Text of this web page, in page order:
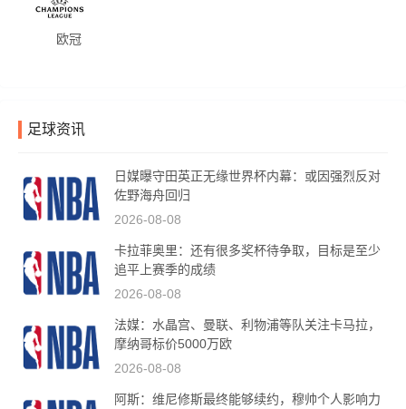
欧冠
足球资讯
日媒曝守田英正无缘世界杯内幕：或因强烈反对
佐野海舟回归
2026-08-08
卡拉菲奥里：还有很多奖杯待争取，目标是至少
追平上赛季的成绩
2026-08-08
法媒：水晶宫、曼联、利物浦等队关注卡马拉，
摩纳哥标价5000万欧
2026-08-08
阿斯：维尼修斯最终能够续约，穆帅个人影响力